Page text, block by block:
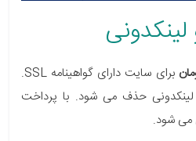
برای سایت دارای گواهینامه SSL.
داخل لینکدونی حذف می شود. با پرداخت